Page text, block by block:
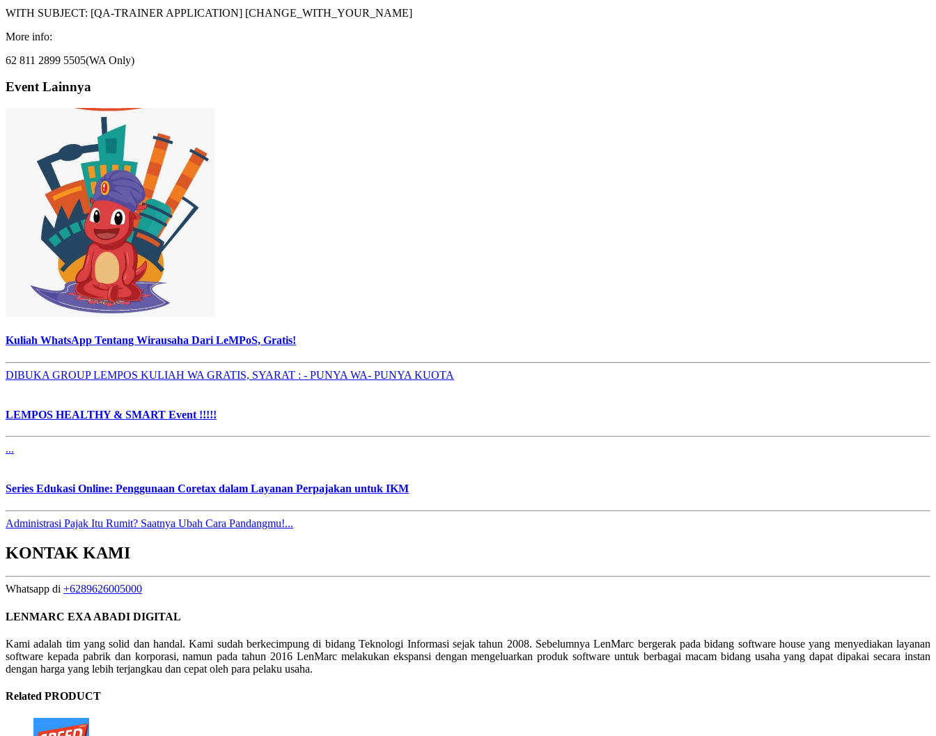
WITH SUBJECT: [QA-TRAINER APPLICATION] [CHANGE_WITH_YOUR_NAME]
More info:
62 811 2899 5505(WA Only)
Event Lainnya
Kuliah WhatsApp Tentang Wirausaha Dari LeMPoS, Gratis!
DIBUKA GROUP LEMPOS KULIAH WA GRATIS, SYARAT : - PUNYA WA- PUNYA KUOTA
LEMPOS HEALTHY & SMART Event !!!!!
...
Series Edukasi Online: Penggunaan Coretax dalam Layanan Perpajakan untuk IKM
Administrasi Pajak Itu Rumit? Saatnya Ubah Cara Pandangmu!...
KONTAK KAMI
Whatsapp di +6289626005000
LENMARC EXA ABADI DIGITAL
Kami adalah tim yang solid dan handal. Kami sudah berkecimpung di bidang Teknologi Informasi sejak tahun 2008. Sebelumnya LenMarc bergerak pada bidang software house yang menyediakan layanan
software kepada pabrik dan korporasi, namun pada tahun 2016 LenMarc melakukan ekspansi dengan mengeluarkan produk software untuk berbagai macam bidang usaha yang dapat dipakai secara instan
dengan harga yang lebih terjangkau dan cepat oleh para pelaku usaha.
Related PRODUCT